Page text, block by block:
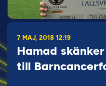
7 MAJ, 2018 12:19
Hamad
till